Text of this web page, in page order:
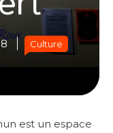
Culture
est un espace